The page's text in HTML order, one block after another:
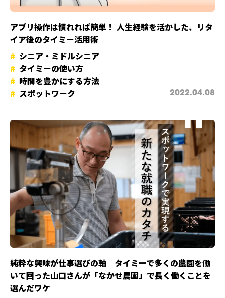
アプリ操作は慣れれば簡単！ 人生経験を活かした、リタ
イア後のタイミー活用術
シニア・ミドルシニア
タイミーの使い方
時間を豊かにする方法
スポットワーク
2022.04.08
純粋な興味が仕事選びの軸 タイミーで多くの農園を働
いて回った山口さんが「なかせ農園」で長く働くことを
選んだワケ